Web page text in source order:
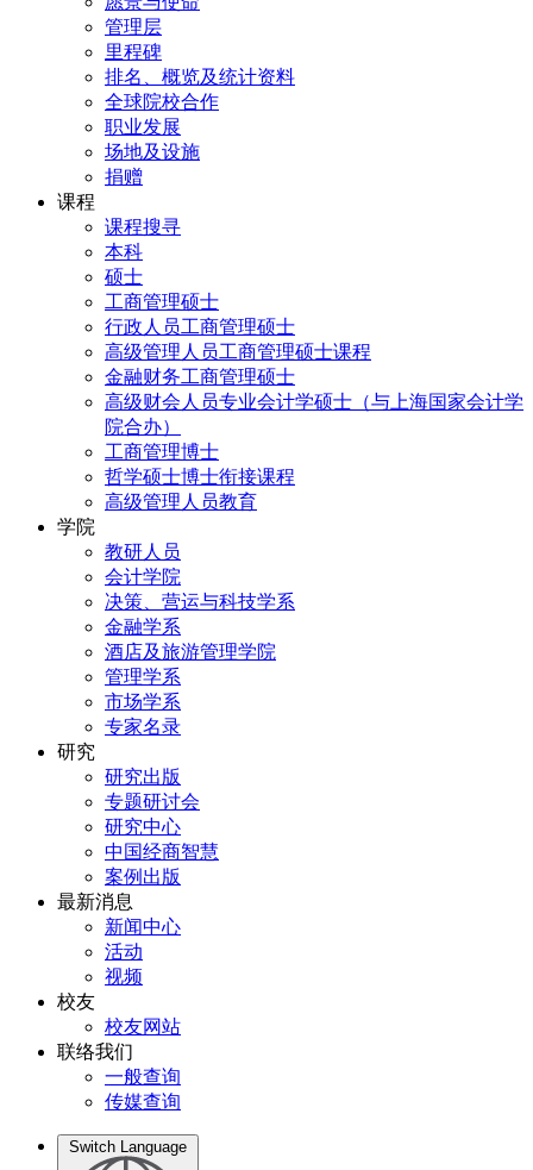
管理层
里程碑
排名、概览及统计资料
全球院校合作
职业发展
场地及设施
捐赠
课程
课程搜寻
本科
硕士
工商管理硕士
行政人员工商管理硕士
高级管理人员工商管理硕士课程
金融财务工商管理硕士
高级财会人员专业会计学硕士（与上海国家会计学
院合办）
工商管理博士
哲学硕士博士衔接课程
高级管理人员教育
学院
教研人员
会计学院
决策、营运与科技学系
金融学系
酒店及旅游管理学院
管理学系
市场学系
专家名录
研究
研究出版
专题研讨会
研究中心
中国经商智慧
案例出版
最新消息
新闻中心
活动
视频
校友
校友网站
联络我们
一般查询
传媒查询
Switch Language